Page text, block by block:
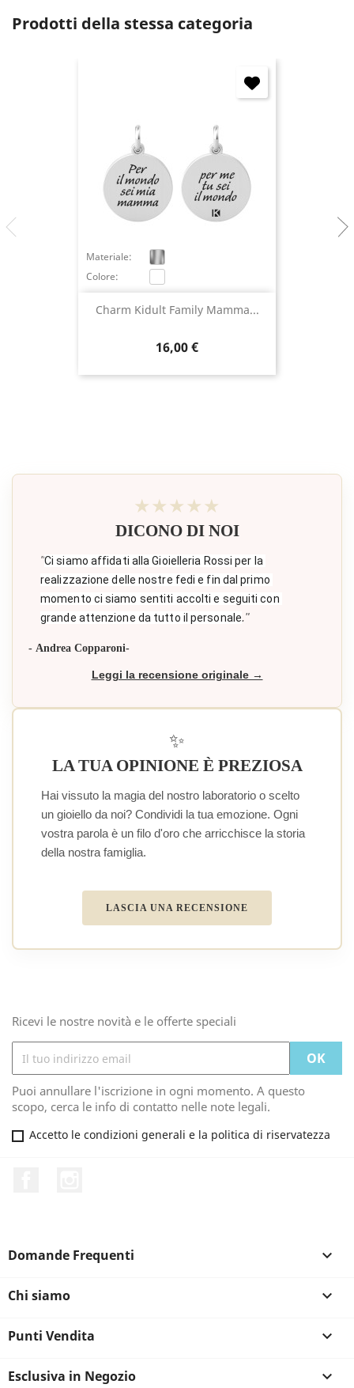
Prodotti della stessa categoria
Charm Kidult Family Mamma...
Prezzo
16,00 €
Materiale:
Colore:
★★★★★
DICONO DI NOI
"Ci siamo affidati alla Gioielleria Rossi per la
realizzazione delle nostre fedi e fin dal primo
momento ci siamo sentiti accolti e seguiti con
grande attenzione da tutto il personale."
- Andrea Copparoni-
Leggi la recensione originale →
✨
LA TUA OPINIONE È PREZIOSA
Hai vissuto la magia del nostro laboratorio o scelto
un gioiello da noi? Condividi la tua emozione. Ogni
vostra parola è un filo d'oro che arricchisce la storia
della nostra famiglia.
LASCIA UNA RECENSIONE
Ricevi le nostre novità e le offerte speciali
Puoi annullare l'iscrizione in ogni momento. A questo
scopo, cerca le info di contatto nelle note legali.
Accetto le condizioni generali e la politica di riservatezza
Domande Frequenti 
Chi siamo 
Punti Vendita 
Esclusiva in Negozio 